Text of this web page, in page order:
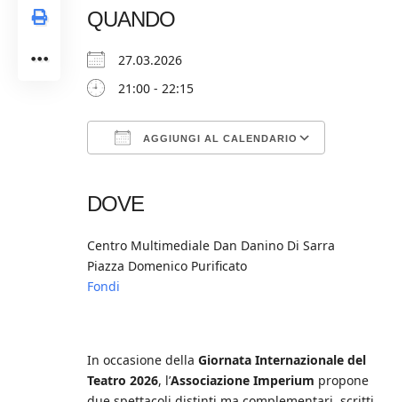
QUANDO
27.03.2026
21:00 - 22:15
AGGIUNGI AL CALENDARIO
DOVE
Centro Multimediale Dan Danino Di Sarra
Piazza Domenico Purificato
Fondi
In occasione della Giornata Internazionale del
Teatro 2026, l’Associazione Imperium propone